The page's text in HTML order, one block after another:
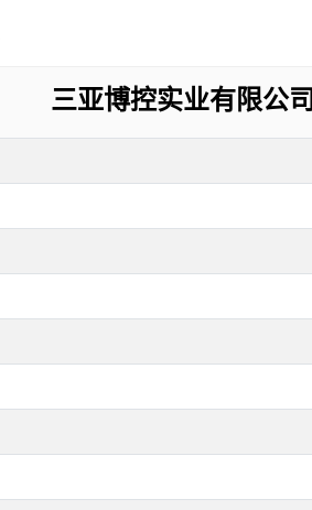
三亚博控实业有限公司